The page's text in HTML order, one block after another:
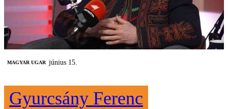
MAGYAR UGAR június 15.
Gyurcsány Ferenc